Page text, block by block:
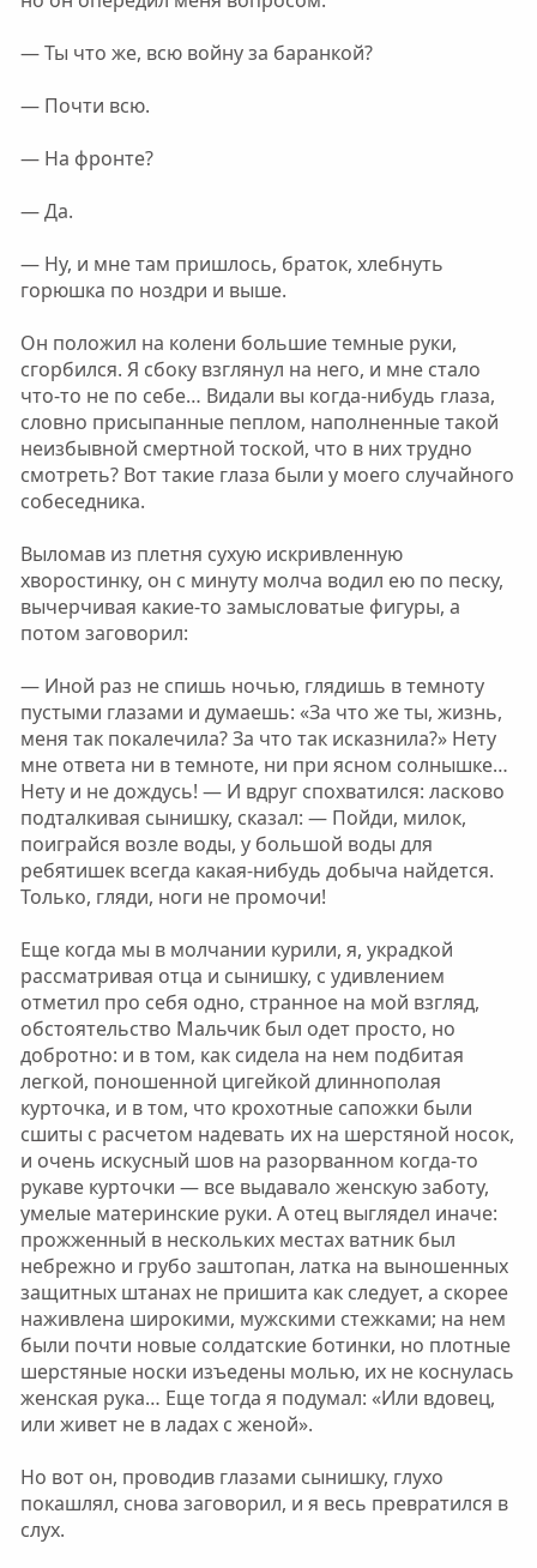
— Ты что же, всю войну за баранкой?
— Почти всю.
— На фронте?
— Да.
— Ну, и мне там пришлось, браток, хлебнуть
горюшка по ноздри и выше.
Он положил на колени большие темные руки,
сгорбился. Я сбоку взглянул на него, и мне стало
что-то не по себе… Видали вы когда-нибудь глаза,
словно присыпанные пеплом, наполненные такой
неизбывной смертной тоской, что в них трудно
смотреть? Вот такие глаза были у моего случайного
собеседника.
Выломав из плетня сухую искривленную
хворостинку, он с минуту молча водил ею по песку,
вычерчивая какие-то замысловатые фигуры, а
потом заговорил:
— Иной раз не спишь ночью, глядишь в темноту
пустыми глазами и думаешь: «За что же ты, жизнь,
меня так покалечила? За что так исказнила?» Нету
мне ответа ни в темноте, ни при ясном солнышке…
Нету и не дождусь! — И вдруг спохватился: ласково
подталкивая сынишку, сказал: — Пойди, милок,
поиграйся возле воды, у большой воды для
ребятишек всегда какая-нибудь добыча найдется.
Только, гляди, ноги не промочи!
Еще когда мы в молчании курили, я, украдкой
рассматривая отца и сынишку, с удивлением
отметил про себя одно, странное на мой взгляд,
обстоятельство Мальчик был одет просто, но
добротно: и в том, как сидела на нем подбитая
легкой, поношенной цигейкой длиннополая
курточка, и в том, что крохотные сапожки были
сшиты с расчетом надевать их на шерстяной носок,
и очень искусный шов на разорванном когда-то
рукаве курточки — все выдавало женскую заботу,
умелые материнские руки. А отец выглядел иначе:
прожженный в нескольких местах ватник был
небрежно и грубо заштопан, латка на выношенных
защитных штанах не пришита как следует, а скорее
наживлена широкими, мужскими стежками; на нем
были почти новые солдатские ботинки, но плотные
шерстяные носки изъедены молью, их не коснулась
женская рука… Еще тогда я подумал: «Или вдовец,
или живет не в ладах с женой».
Но вот он, проводив глазами сынишку, глухо
покашлял, снова заговорил, и я весь превратился в
слух.